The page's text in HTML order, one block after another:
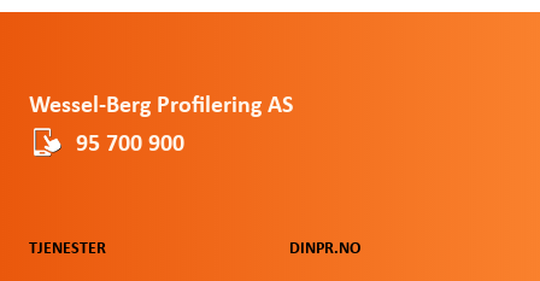
Wessel-Berg Profilering AS
95 700 900
TJENESTER DINPR.NO